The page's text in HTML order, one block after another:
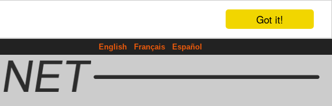
Got it!
English Français Español